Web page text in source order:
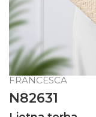
FRANCESCA
N82631